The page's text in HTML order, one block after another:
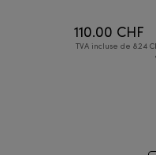
110.00 CHF
TVA incluse de 8.24